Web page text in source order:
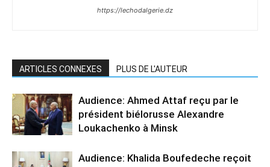
https://lechodalgerie.dz
ARTICLES CONNEXES PLUS DE L'AUTEUR
Audience: Ahmed Attaf reçu par le
président biélorusse Alexandre
Loukachenko à Minsk
Audience: Khalida Boufedeche reçoit